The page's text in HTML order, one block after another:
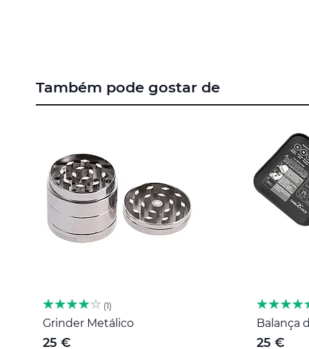
imagens
Também pode gostar de
1
Grinder Metálico
25 €
Balança
25 €